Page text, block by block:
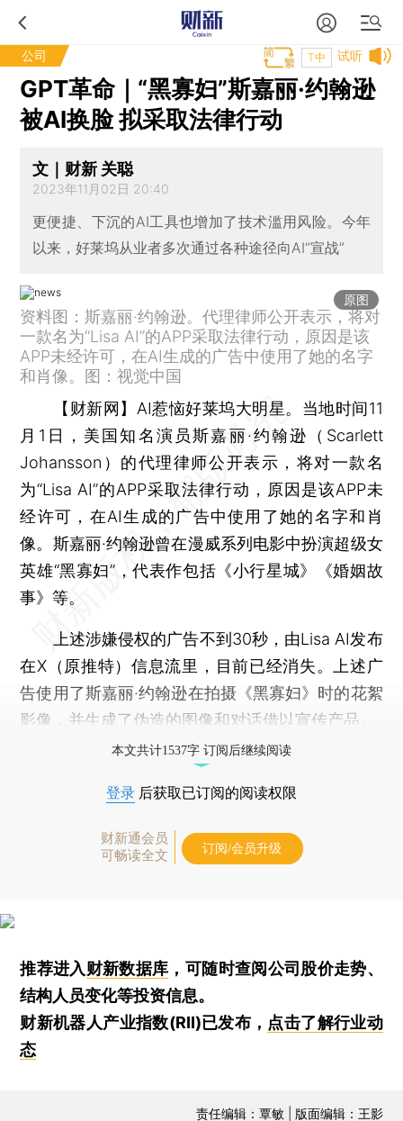
公司 试听
T中
GPT革命｜“黑寡妇”斯嘉丽·约翰逊
被AI换脸 拟采取法律行动
文｜财新 关聪
2023年11月02日 20:40
更便捷、下沉的AI工具也增加了技术滥用风险。今年
以来，好莱坞从业者多次通过各种途径向AI“宣战”
原图
资料图：斯嘉丽·约翰逊。代理律师公开表示，将对
一款名为“Lisa AI”的APP采取法律行动，原因是该
APP未经许可，在AI生成的广告中使用了她的名字
和肖像。图：视觉中国
【财新网】 AI惹恼好莱坞大明星。当地时间11
月1日，美国知名演员斯嘉丽·约翰逊（Scarlett
Johansson）的代理律师公开表示，将对一款名
为“Lisa AI”的APP采取法律行动，原因是该APP未
经许可，在AI生成的广告中使用了她的名字和肖
像。斯嘉丽·约翰逊曾在漫威系列电影中扮演超级女
英雄“黑寡妇”，代表作包括《小行星城》《婚姻故
事》等。
上述涉嫌侵权的广告不到30秒，由Lisa AI发布
在X（原推特）信息流里，目前已经消失。上述广
告使用了斯嘉丽·约翰逊在拍摄《黑寡妇》时的花絮
影像，并生成了伪造的图像和对话借以宣传产品。
本文共计1537字 订阅后继续阅读
登录 后获取已订阅的阅读权限
财新通会员
可畅读全文
订阅/会员升级
推荐进入财新数据库 ，可随时查阅公司股价走势、
结构人员变化等投资信息。
财新机器人产业指数(RII)已发布， 点击了解行业动
态
责任编辑：覃敏 | 版面编辑：王影